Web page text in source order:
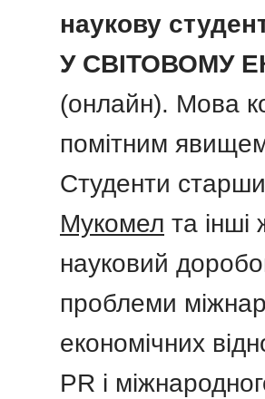
наукову
У СВІТОВОМУ
(онлайн). Мова
помітним
Студенти
Мукомел та
науковий
проблеми
економічних
PR і